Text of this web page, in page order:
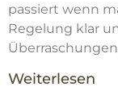
passiert wenn
Regelung klar
Weiterlesen